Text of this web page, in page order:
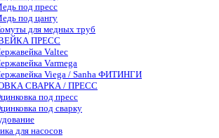
под пресс
под цангу
для медных труб
ПРЕСС
Valtec
Varmega
Viega / Sanha ФИТИНГИ
СВАРКА / ПРЕСС
под пресс
под сварку
для насосов